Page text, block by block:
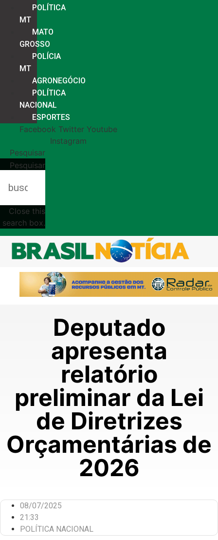
POLÍTICA
MT
MATO
GROSSO
POLÍCIA
MT
AGRONEGÓCIO
POLÍTICA
NACIONAL
ESPORTES
Facebook Twitter Youtube
Instagram
Pesquisar
Pesquisar
Close this
search box.
Deputado
apresenta
relatório
preliminar da Lei
de Diretrizes
Orçamentárias de
2026
08/07/2025
21:33
POLÍTICA NACIONAL